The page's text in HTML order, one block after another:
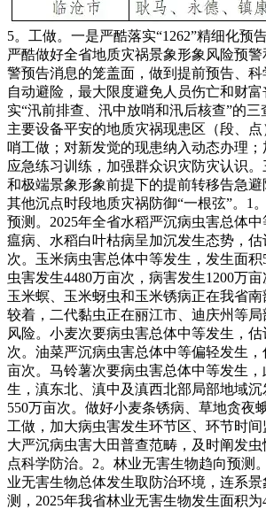
5。工做。一是严酷落实“1262”精细化预
严酷做好全省地质灾祸景象形象风险预
警预告消息的笼盖面，做到提前预告、科
自动避险，最大限度避免人员伤亡和财
实“汛前排查、汛中放哨和汛后核查”的
主要设备平安的地质灾祸现患区（段、
哨工做；对新发觉的现患纳入动态办理
应急练习训练，加强群众识灾防灾认识
和极端景象形象前提下的提前转移告急
其他沉点时段地质灾祸防御“一根弦”。1
预测。2025年全省水稻严沉病虫害总体
瘟病、水稻白叶枯病呈加沉发生态势，估
次。玉米病虫害总体中等发生，发生面积
虫害发生4480万亩次，病害发生1200万亩
玉米螟、玉米蚜虫和玉米锈病正在我省
较着，二代黏虫正在丽江市、迪庆州等
风险。小麦次要病虫害总体中等发生，
次。油菜严沉病虫害总体中等偏轻发生
亩次。马铃薯次要病虫害总体中等发生
生，滇东北、滇中及滇西北部局部地域
550万亩次。做好小麦条锈病、草地贪夜
工做，加大病虫害发生环节区、环节时
大严沉病虫害大田普查范畴，及时阐发
点科学防治。2。林业无害生物趋向预测
业无害生物总体发生取防治环境，连系
测，2025年我省林业无害生物发生面积为